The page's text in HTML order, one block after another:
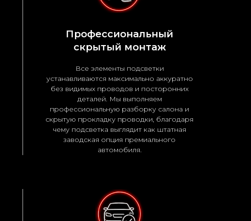
Профессиональный
скрытый монтаж
Все элементы подсветки
устанавливаются максимально аккуратно
без видимых проводов и посторонних
деталей. Мы выполняем
профессиональную разборку салона и
скрытую прокладку проводки, благодаря
чему подсветка выглядит как штатная
заводская опция премиального
автомобиля.